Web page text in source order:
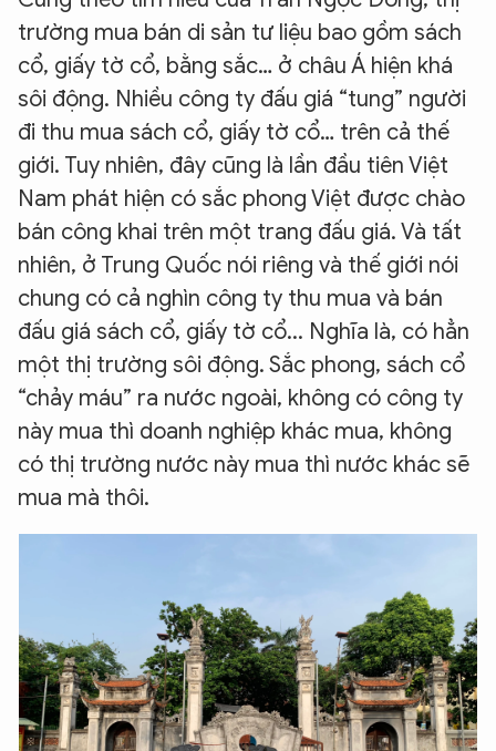
trường mua bán di sản tư liệu bao gồm sách
cổ, giấy tờ cổ, bằng sắc… ở châu Á hiện khá
sôi động. Nhiều công ty đấu giá “tung” người
đi thu mua sách cổ, giấy tờ cổ… trên cả thế
giới. Tuy nhiên, đây cũng là lần đầu tiên Việt
Nam phát hiện có sắc phong Việt được chào
bán công khai trên một trang đấu giá. Và tất
nhiên, ở Trung Quốc nói riêng và thế giới nói
chung có cả nghìn công ty thu mua và bán
đấu giá sách cổ, giấy tờ cổ... Nghĩa là, có hẳn
một thị trường sôi động. Sắc phong, sách cổ
“chảy máu” ra nước ngoài, không có công ty
này mua thì doanh nghiệp khác mua, không
có thị trường nước này mua thì nước khác sẽ
mua mà thôi.